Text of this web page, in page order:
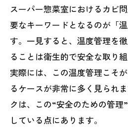
スーパー惣菜室におけるカビ
要なキーワードとなるのが「
す。一見すると、温度管理を
ることは衛生的で安全な取り
実際には、この温度管理こそ
るケースが非常に多く見られ
クは、この“安全のための管理
している点にあります。